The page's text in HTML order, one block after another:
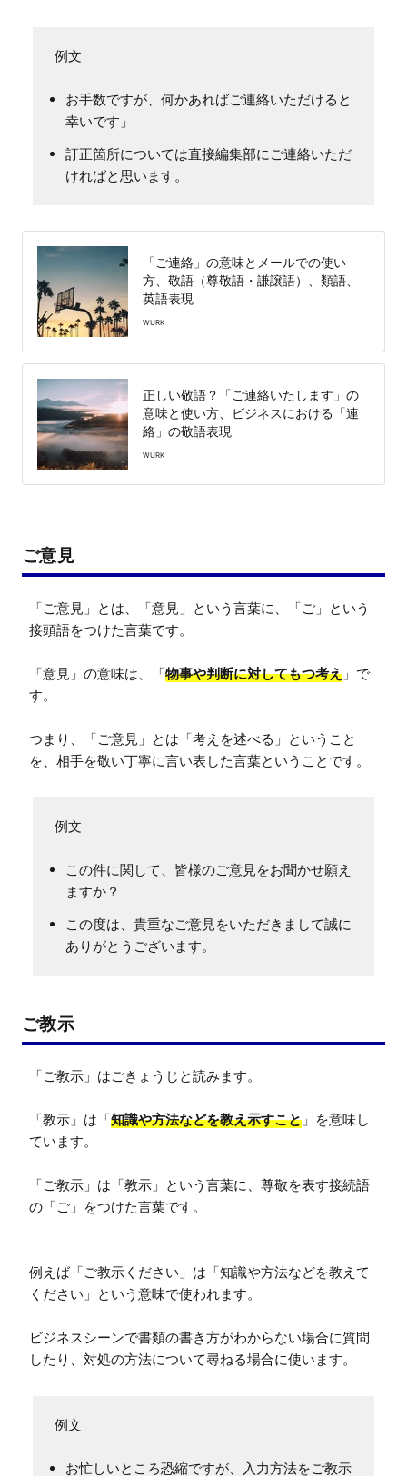
お手数ですが、何かあればご連絡いただけると
幸いです」
訂正箇所については直接編集部にご連絡いただ
ければと思います。
「ご連絡」の意味とメールでの使い
方、敬語（尊敬語・謙譲語）、類語、
英語表現
WURK
正しい敬語？「ご連絡いたします」の
意味と使い方、ビジネスにおける「連
絡」の敬語表現
WURK
ご意見
「ご意見」とは、「意見」という言葉に、「ご」という
接頭語をつけた言葉です。
「意見」の意味は、「物事や判断に対してもつ考え 」で
す。
つまり、「ご意見」とは「考えを述べる」ということ
を、相手を敬い丁寧に言い表した言葉ということです。
この件に関して、皆様のご意見をお聞かせ願え
ますか？
この度は、貴重なご意見をいただきまして誠に
ありがとうございます。
ご教示
「ご教示」はごきょうじと読みます。
「教示」は「知識や方法などを教え示すこと 」を意味し
ています。
「ご教示」は「教示」という言葉に、尊敬を表す接続語
の「ご」をつけた言葉です。
例えば「ご教示ください」は「知識や方法などを教えて
ください」という意味で使われます。
ビジネスシーンで書類の書き方がわからない場合に質問
したり、対処の方法について尋ねる場合に使います。
お忙しいところ恐縮ですが、入力方法をご教示